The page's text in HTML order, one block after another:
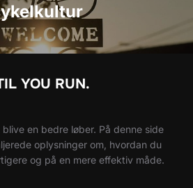
YOU RUN.
en bedre løber. På denne side
oplysninger om, hvordan du
og på en mere effektiv måde.